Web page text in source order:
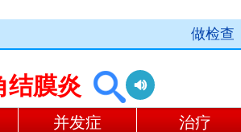
做检查
结膜炎
并发症 治疗